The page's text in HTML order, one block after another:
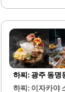
습니다.또한, 이
어, 편안하게 식
내부 인테리어
기를 한층 돋보
떨어진 곳에 위
기에 적합합니
하찌: 광주 동명
하찌: 이자카야